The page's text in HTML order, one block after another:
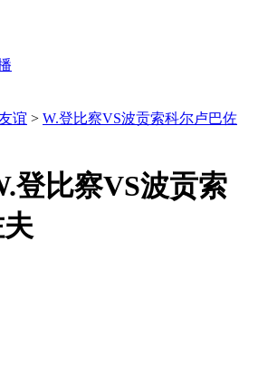
谊 > W.登比察VS波贡索科尔卢巴佐
登比察VS波贡索